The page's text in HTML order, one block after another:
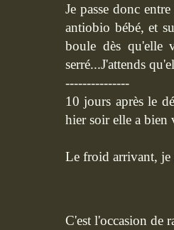
Je passe donc
antiobio bébé, et
boule dès qu'elle
serré...J'attends
---------------
10 jours après le
hier soir elle a bien
Le froid arrivant, je
C'est l'occasion de